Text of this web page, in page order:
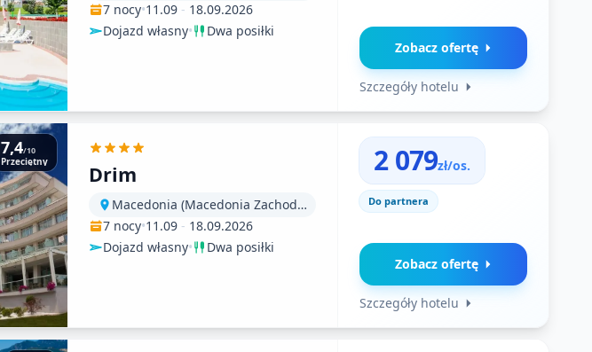
7 nocy•11.09 - 18.09.2026
Dojazd własny• Dwa posiłki
Zobacz ofertę
Szczegóły hotelu
7,4/10
Przeciętny Drim
Macedonia (Macedonia Zachodnia)
7 nocy•11.09 - 18.09.2026
Dojazd własny• Dwa posiłki
2 079zł/os.
Do partnera
Zobacz ofertę
Szczegóły hotelu